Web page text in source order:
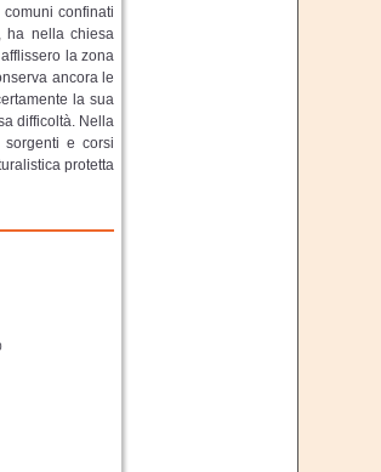
confinati
ha nella chiesa
la zona
ancora le
la sua
difficoltà. Nella
e corsi
protetta